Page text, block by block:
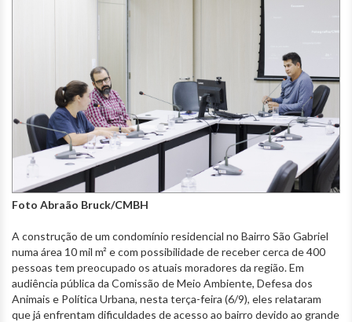
Foto Abraão Bruck/CMBH
A construção de um condomínio residencial no Bairro São Gabriel
numa área 10 mil m² e com possibilidade de receber cerca de 400
pessoas tem preocupado os atuais moradores da região. Em
audiência pública da Comissão de Meio Ambiente, Defesa dos
Animais e Política Urbana, nesta terça-feira (6/9), eles relataram
que já enfrentam dificuldades de acesso ao bairro devido ao grande